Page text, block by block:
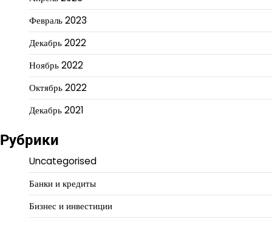
Февраль 2023
Декабрь 2022
Ноябрь 2022
Октябрь 2022
Декабрь 2021
Рубрики
Uncategorised
Банки и кредиты
Бизнес и инвестиции